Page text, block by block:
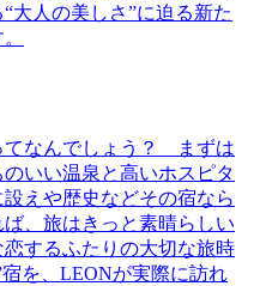
大人の美しさ”に迫る新た
てなんでしょう？ まずは
いい温泉と高いホスピタ
えや歴史などその宿なら
、旅はきっと素晴らしい
するふたりの大切な旅時
を、LEONが実際に訪れ